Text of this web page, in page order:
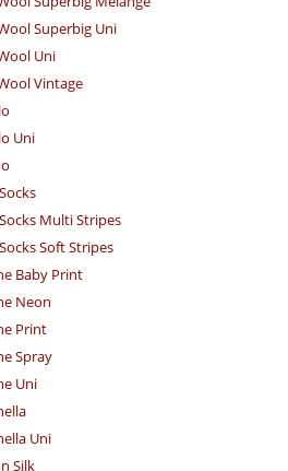
Superbig Uni
Uni
Vintage
Uni
Multi Stripes
Soft Stripes
Baby Print
Neon
Print
Spray
Uni
Uni
Silk